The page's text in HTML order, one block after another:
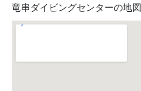
竜串ダイビングセンターの地図